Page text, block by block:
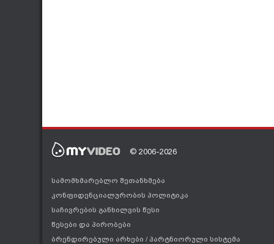
© 2006-2026
სამომხმარებლო შეთანხმება
კონფიდენციალურობის პოლიტიკა
საჩივრების განხილვის წესი
წესები და პირობები
ბრენდირებული არხები / პარტნიორული სისტემა